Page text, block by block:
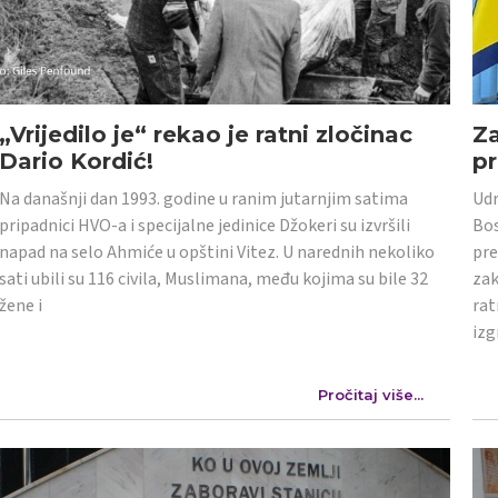
je“ rekao je ratni zločinac
Kordić!
današnji dan 1993. godine u ranim jutarnjim satima
HVO-a i specijalne jedinice Džokeri su izvršili
na selo Ahmiće u opštini Vitez. U narednih nekoliko
ubili su 116 civila, Muslimana, među kojima su bile 32
i
Pročitaj više...